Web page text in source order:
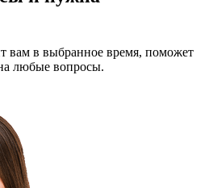
вам в выбранное время, поможет
любые вопросы.